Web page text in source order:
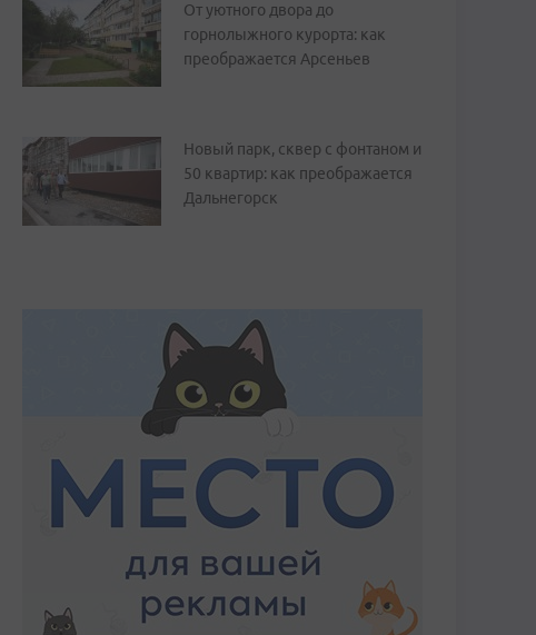
От уютного двора до
горнолыжного курорта: как
преображается Арсеньев
Новый парк, сквер с фонтаном и
50 квартир: как преображается
Дальнегорск